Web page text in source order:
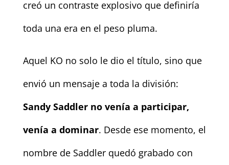
creó un contraste explosivo que definiría
toda una era en el peso pluma.
Aquel KO no solo le dio el título, sino que
envió un mensaje a toda la división:
Sandy Saddler no venía a participar,
venía a dominar. Desde ese momento, el
nombre de Saddler quedó grabado con